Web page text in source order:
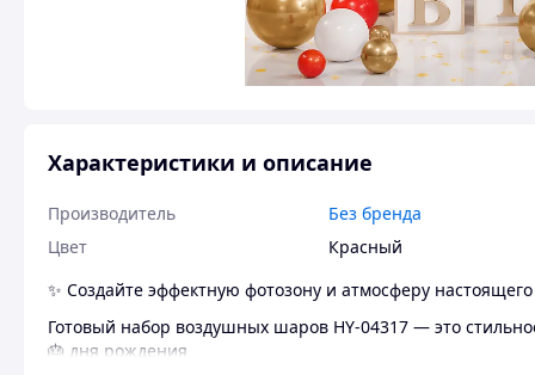
Характеристики и описание
Производитель
Без бренда
Цвет
Красный
✨ Создайте эффектную фотозону и атмосферу
Готовый набор воздушных шаров HY-04317 — это
🎂 дня рождения